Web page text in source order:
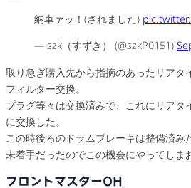
納車ァッ！(されました)
— szk（すずき） (@szkP0151)
取り急ぎ購入先から指摘のあったリアタ
フィルター交換。
プラグ等々は交換済みで、これにリアタ
に交換した。
この時後ろのドラムブレーキは整備済み
未着手だったのでこの機会にやってしま
フロントマスターOH